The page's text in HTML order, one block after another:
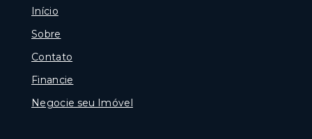
Início
Sobre
Contato
Financie
Negocie seu Imóvel